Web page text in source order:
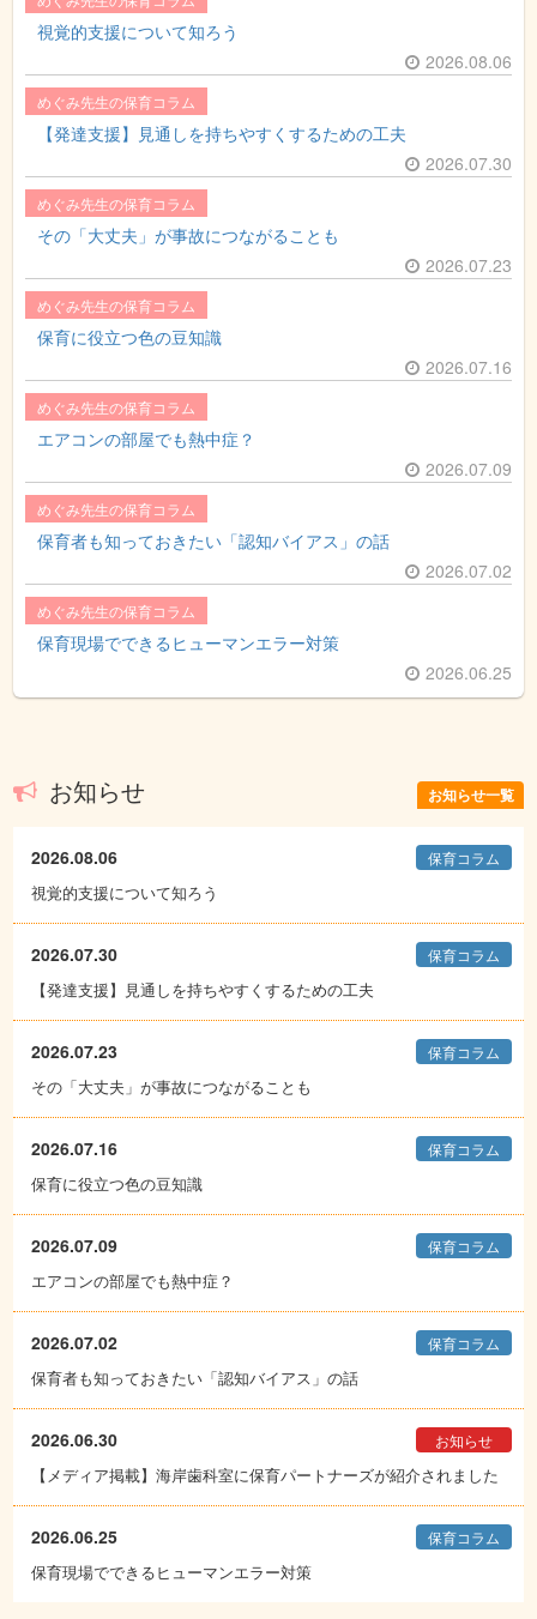
視覚的支援について知ろう
2026.08.06
めぐみ先生の保育コラム
【発達支援】見通しを持ちやすくするための工夫
2026.07.30
めぐみ先生の保育コラム
その「大丈夫」が事故につながることも
2026.07.23
めぐみ先生の保育コラム
保育に役立つ色の豆知識
2026.07.16
めぐみ先生の保育コラム
エアコンの部屋でも熱中症？
2026.07.09
めぐみ先生の保育コラム
保育者も知っておきたい「認知バイアス」の話
2026.07.02
めぐみ先生の保育コラム
保育現場でできるヒューマンエラー対策
2026.06.25
お知らせ お知らせ一覧
2026.08.06 保育コラム
視覚的支援について知ろう
2026.07.30 保育コラム
【発達支援】見通しを持ちやすくするための工夫
2026.07.23 保育コラム
その「大丈夫」が事故につながることも
2026.07.16 保育コラム
保育に役立つ色の豆知識
2026.07.09 保育コラム
エアコンの部屋でも熱中症？
2026.07.02 保育コラム
保育者も知っておきたい「認知バイアス」の話
2026.06.30 お知らせ
【メディア掲載】海岸歯科室に保育パートナーズが紹介されました
2026.06.25 保育コラム
保育現場でできるヒューマンエラー対策